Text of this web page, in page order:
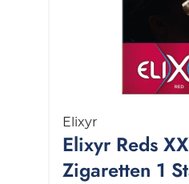
Elixyr
Elixyr Reds
Zigaretten 1